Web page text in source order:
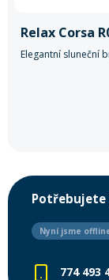
Relax Corsa
Elegantní sluneční
Nyní jsme
774 493